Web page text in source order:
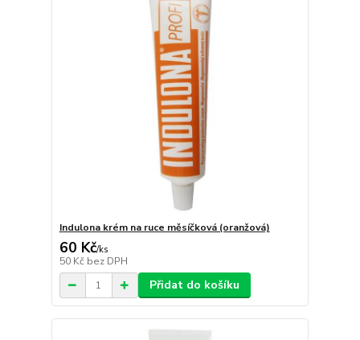
Indulona krém na ruce měsíčková (oranžová)
60 Kč/ks
50 Kč bez DPH
Přidat do košíku